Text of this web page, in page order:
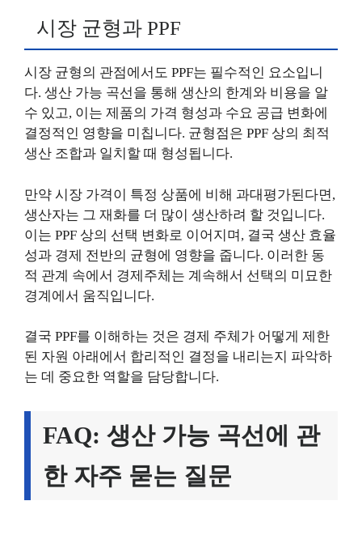
시장 균형과 PPF
시장 균형의 관점에서도 PPF는 필수적인 요소입니
다. 생산 가능 곡선을 통해 생산의 한계와 비용을 알
수 있고, 이는 제품의 가격 형성과 수요 공급 변화에
결정적인 영향을 미칩니다. 균형점은 PPF 상의 최적
생산 조합과 일치할 때 형성됩니다.
만약 시장 가격이 특정 상품에 비해 과대평가된다면,
생산자는 그 재화를 더 많이 생산하려 할 것입니다.
이는 PPF 상의 선택 변화로 이어지며, 결국 생산 효율
성과 경제 전반의 균형에 영향을 줍니다. 이러한 동
적 관계 속에서 경제주체는 계속해서 선택의 미묘한
경계에서 움직입니다.
결국 PPF를 이해하는 것은 경제 주체가 어떻게 제한
된 자원 아래에서 합리적인 결정을 내리는지 파악하
는 데 중요한 역할을 담당합니다.
FAQ: 생산 가능 곡선에 관
한 자주 묻는 질문